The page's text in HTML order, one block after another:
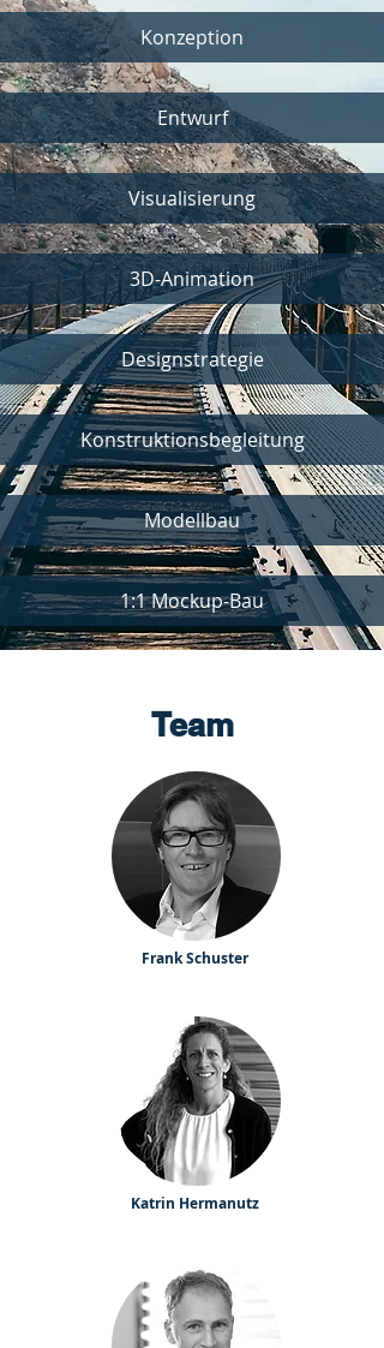
Konzeption
Entwurf
Visualisierung
3D-Animation
Designstrategie
Konstruktionsbegleitung
Modellbau
1:1 Mockup-Bau
Team
Frank Schuster
Katrin Hermanutz